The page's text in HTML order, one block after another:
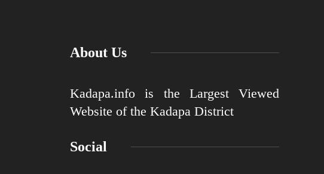
About Us
Kadapa.info is the Largest Viewed
Website of the Kadapa District
Social